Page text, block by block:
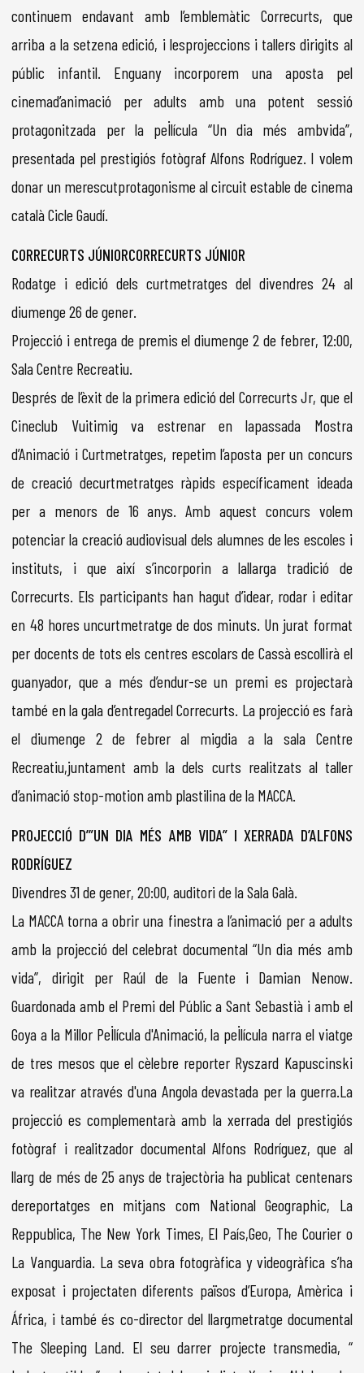
continuem endavant amb l’emblemàtic Correcurts, que
arriba a la setzena edició, i lesprojeccions i tallers dirigits al
públic infantil. Enguany incorporem una aposta pel
cinemad’animació per adults amb una potent sessió
protagonitzada per la pel·lícula “Un dia més ambvida”,
presentada pel prestigiós fotògraf Alfons Rodríguez. I volem
donar un merescutprotagonisme al circuit estable de cinema
català Cicle Gaudí.
CORRECURTS JÚNIORCORRECURTS JÚNIOR
Rodatge i edició dels curtmetratges del divendres 24 al
diumenge 26 de gener.
Projecció i entrega de premis el diumenge 2 de febrer, 12:00,
Sala Centre Recreatiu.
Després de l’èxit de la primera edició del Correcurts Jr, que el
Cineclub Vuitimig va estrenar en lapassada Mostra
d’Animació i Curtmetratges, repetim l’aposta per un concurs
de creació decurtmetratges ràpids específicament ideada
per a menors de 16 anys. Amb aquest concurs volem
potenciar la creació audiovisual dels alumnes de les escoles i
instituts, i que així s’incorporin a lallarga tradició de
Correcurts. Els participants han hagut d’idear, rodar i editar
en 48 hores uncurtmetratge de dos minuts. Un jurat format
per docents de tots els centres escolars de Cassà escollirà el
guanyador, que a més d’endur-se un premi es projectarà
també en la gala d’entregadel Correcurts. La projecció es farà
el diumenge 2 de febrer al migdia a la sala Centre
Recreatiu,juntament amb la dels curts realitzats al taller
d’animació stop-motion amb plastilina de la MACCA.
PROJECCIÓ D’”UN DIA MÉS AMB VIDA” I XERRADA D’ALFONS
RODRÍGUEZ
Divendres 31 de gener, 20:00, auditori de la Sala Galà.
La MACCA torna a obrir una finestra a l’animació per a adults
amb la projecció del celebrat documental “Un dia més amb
vida”, dirigit per Raúl de la Fuente i Damian Nenow.
Guardonada amb el Premi del Públic a Sant Sebastià i amb el
Goya a la Millor Pel·lícula d'Animació, la pel·lícula narra el viatge
de tres mesos que el cèlebre reporter Ryszard Kapuscinski
va realitzar através d'una Angola devastada per la guerra.La
projecció es complementarà amb la xerrada del prestigiós
fotògraf i realitzador documental Alfons Rodríguez, que al
llarg de més de 25 anys de trajectòria ha publicat centenars
dereportatges en mitjans com National Geographic, La
Reppublica, The New York Times, El País,Geo, The Courier o
La Vanguardia. La seva obra fotogràfica y videogràfica s’ha
exposat i projectaten diferents països d’Europa, Amèrica i
África, i també és co-director del llargmetratge documental
The Sleeping Land. El seu darrer projecte transmedia, “